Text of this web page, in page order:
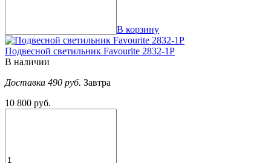
В корзину
Подвесной светильник Favourite 2832-1P
В наличии
Доставка 490 руб. Завтра
10 800 руб.